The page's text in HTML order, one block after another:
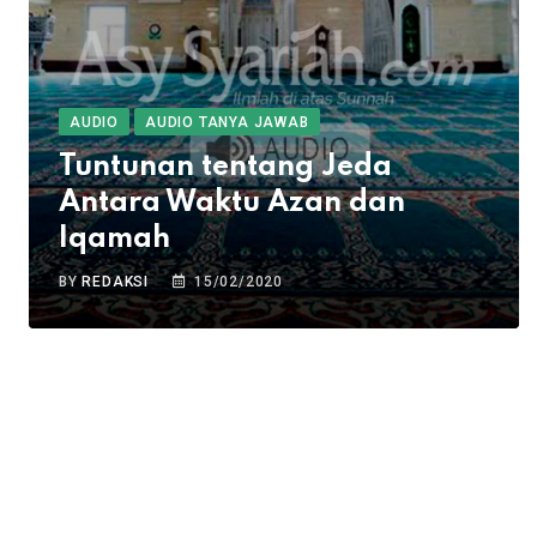
AUDIO AUDIO TANYA JAWAB
Tuntunan tentang Jeda
Antara Waktu Azan dan
Iqamah
BYREDAKSI 15/02/2020